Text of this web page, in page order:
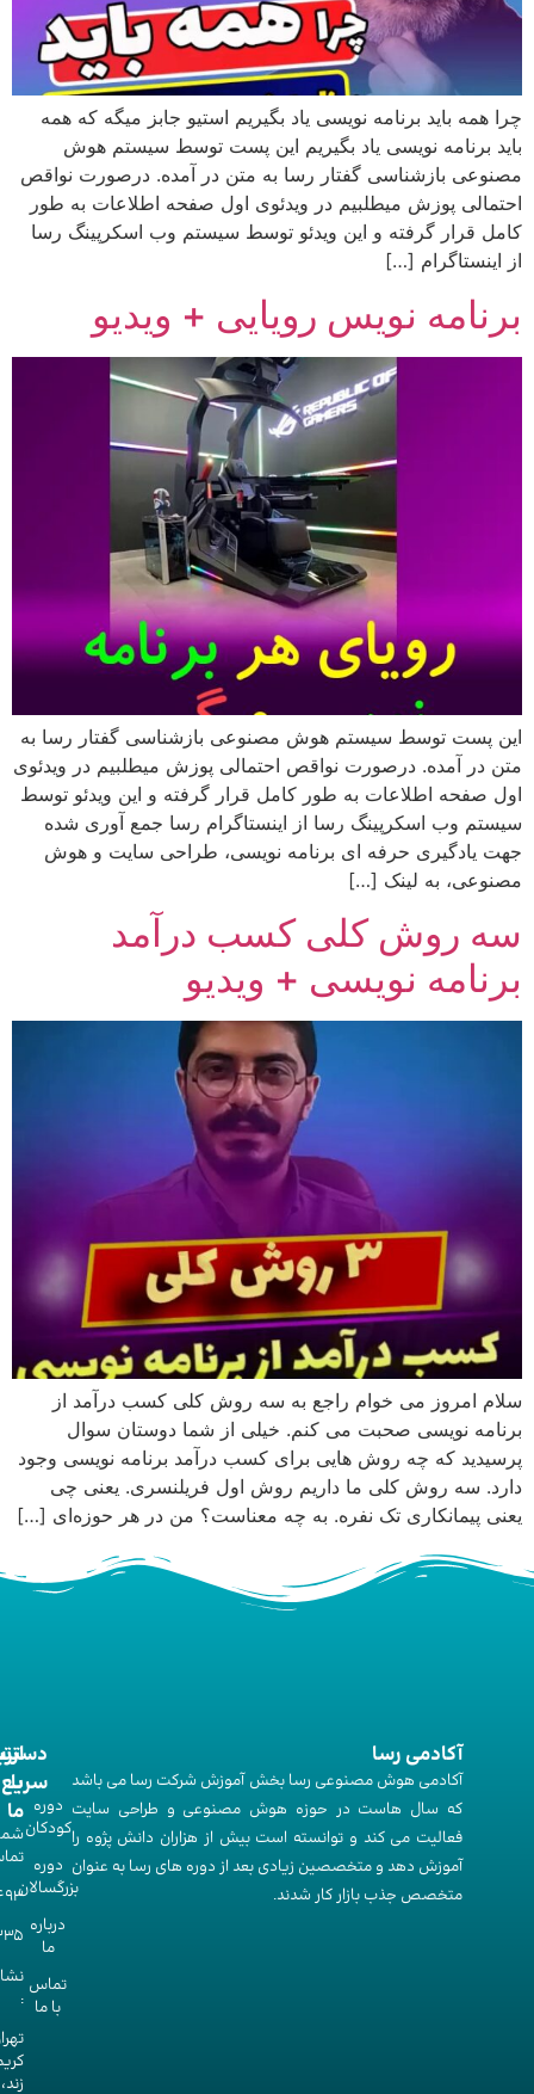
چرا همه باید برنامه نویسی یاد بگیریم استیو جابز میگه که همه
باید برنامه نویسی یاد بگیریم این پست توسط سیستم هوش
مصنوعی بازشناسی گفتار رسا به متن در آمده. درصورت نواقص
احتمالی پوزش میطلبیم در ویدئوی اول صفحه اطلاعات به طور
کامل قرار گرفته و این ویدئو توسط سیستم وب اسکرپینگ رسا
از اینستاگرام […]
برنامه نویس رویایی + ویدیو
این پست توسط سیستم هوش مصنوعی بازشناسی گفتار رسا به
متن در آمده. درصورت نواقص احتمالی پوزش میطلبیم در ویدئوی
اول صفحه اطلاعات به طور کامل قرار گرفته و این ویدئو توسط
سیستم وب اسکرپینگ رسا از اینستاگرام رسا جمع آوری شده
جهت یادگیری حرفه ای برنامه نویسی، طراحی سایت و هوش
مصنوعی، به لینک […]
سه روش کلی کسب درآمد
برنامه نویسی + ویدیو
سلام امروز می خوام راجع به سه روش کلی کسب درآمد از
برنامه نویسی صحبت می کنم. خیلی از شما دوستان سوال
پرسیدید که چه روش هایی برای کسب درآمد برنامه نویسی وجود
دارد. سه روش کلی ما داریم روش اول فریلنسری. یعنی چی
یعنی پیمانکاری تک نفره. به چه معناست؟ من در هر حوزه‌ای […]
آکادمی رسا
آکادمی هوش مصنوعی رسا بخش آموزش شرکت رسا می باشد
که سال هاست در حوزه هوش مصنوعی و طراحی سایت
فعالیت می کند و توانسته است بیش از هزاران دانش پژوه را
آموزش دهد و متخصصین زیادی بعد از دوره های رسا به عنوان
متخصص جذب بازار کار شدند.
سریع
دوره‌
کودکان
دوره‌
بزرگسالان
درباره
ما
تماس
با ما
با
ما
:
زند،